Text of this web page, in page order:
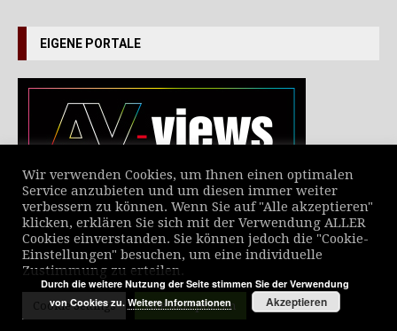
EIGENE PORTALE
VERZEICHNIS ALLER NEWS
Wir verwenden Cookies, um Ihnen einen optimalen
Service anzubieten und um diesen immer weiter
verbessern zu können. Wenn Sie auf "Alle akzeptieren"
klicken, erklären Sie sich mit der Verwendung ALLER
Cookies einverstanden. Sie können jedoch die "Cookie-
Einstellungen" besuchen, um eine individuelle
Zustimmung zu erteilen.
Cookie Settings Alle akzeptieren
Durch die weitere Nutzung der Seite stimmen Sie der Verwendung
von Cookies zu.Weitere Informationen Akzeptieren